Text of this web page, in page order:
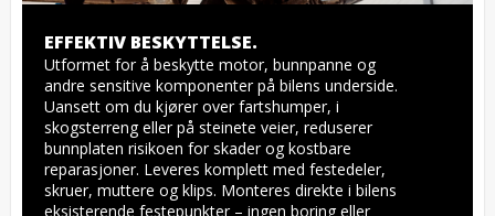
EFFEKTIV BESKYTTELSE.
Utformet for å beskytte motor, bunnpanne og
andre sensitive komponenter på bilens underside.
Uansett om du kjører over fartshumper, i
skogsterreng eller på steinete veier, reduserer
bunnplaten risikoen for skader og kostbare
reparasjoner. Leveres komplett med festedeler,
skruer, muttere og klips. Monteres direkte i bilens
eksisterende festepunkter – ingen boring eller